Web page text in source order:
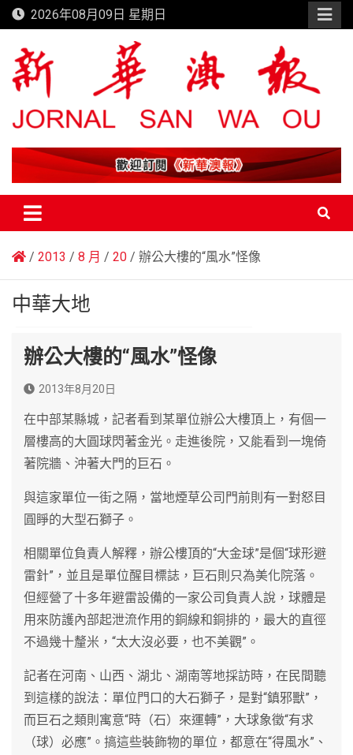
Skip
to
content
2026年08月09日 星期日
新華澳報
2013 8 月 20 辦公大樓的“風水”怪像
中華大地
辦公大樓的“風水”怪像
2013年8月20日
在中部某縣城，記者看到某單位辦公大樓頂上，有個一
層樓高的大圓球閃著金光。走進後院，又能看到一塊倚
著院牆、沖著大門的巨石。
與這家單位一街之隔，當地煙草公司門前則有一對怒目
圓睜的大型石獅子。
相關單位負責人解釋，辦公樓頂的“大金球”是個“球形避
雷針”，並且是單位醒目標誌，巨石則只為美化院落。
但經營了十多年避雷設備的一家公司負責人說，球體是
用來防護內部起泄流作用的銅線和銅排的，最大的直徑
不過幾十釐米，“太大沒必要，也不美觀”。
記者在河南、山西、湖北、湖南等地採訪時，在民間聽
到這樣的說法：單位門口的大石獅子，是對“鎮邪獸”，
而巨石之類則寓意“時（石）來運轉”，大球象徵“有求
（球）必應”。搞這些裝飾物的單位，都意在“得風水”、